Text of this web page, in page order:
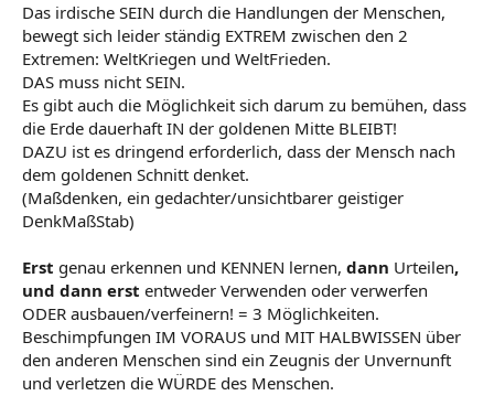
Das irdische SEIN durch die Handlungen der Menschen,
bewegt sich leider ständig EXTREM zwischen den 2
Extremen: WeltKriegen und WeltFrieden.
DAS muss nicht SEIN.
Es gibt auch die Möglichkeit sich darum zu bemühen, dass
die Erde dauerhaft IN der goldenen Mitte BLEIBT!
DAZU ist es dringend erforderlich, dass der Mensch nach
dem goldenen Schnitt denket.
(Maßdenken, ein gedachter/unsichtbarer geistiger
DenkMaßStab)
Erst genau erkennen und KENNEN lernen, dann Urteilen,
und dann erst entweder Verwenden oder verwerfen
ODER ausbauen/verfeinern! = 3 Möglichkeiten.
Beschimpfungen IM VORAUS und MIT HALBWISSEN über
den anderen Menschen sind ein Zeugnis der Unvernunft
und verletzen die WÜRDE des Menschen.